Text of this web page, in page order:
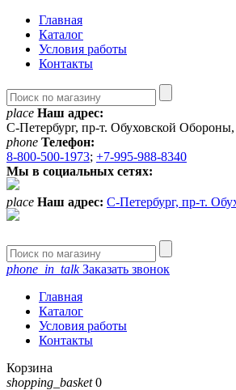
Главная
Каталог
Условия работы
Контакты
place Наш адрес:
С-Петербург, пр-т. Обуховской
phone Телефон:
8-800-500-1973; +7-995-988-8340
Мы в социальных сетях:
place Наш адрес: С-Петербург, пр-т.
phone_in_talkЗаказать звонок
Главная
Каталог
Условия работы
Контакты
Корзина
shopping_basket 0